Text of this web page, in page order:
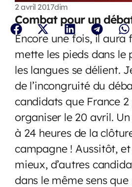
2 avril 2017dim
Combat pour un
Encore une fois, il aura
mette les pieds dans le
les langues se délient.
de l’incongruité du
candidats que France
organiser le 20 avril.
à 24 heures de la
campagne ! Aussitôt, et
mieux, d’autres
dans le même sens